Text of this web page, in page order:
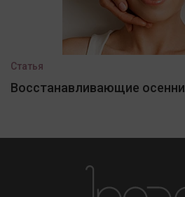
Статья
Восстанавливающие